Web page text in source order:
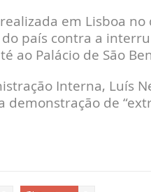
em Lisboa
país contra a
ao Palácio de São
Interna, Luís
demonstração de